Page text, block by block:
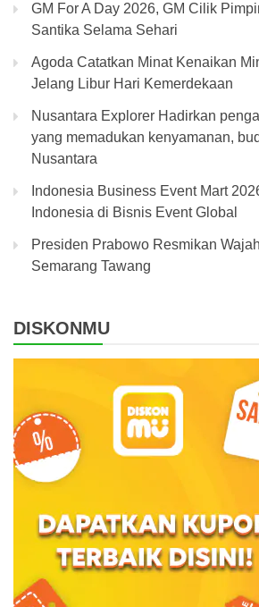
GM For A Day 2026, GM Cilik
Santika Selama Sehari
Agoda Catatkan Minat Kenaikan
Jelang Libur Hari Kemerdekaan
Nusantara Explorer Hadirkan
yang memadukan kenyamanan,
Nusantara
Indonesia Business Event Mart
Indonesia di Bisnis Event Global
Presiden Prabowo Resmikan
Semarang Tawang
DISKONMU